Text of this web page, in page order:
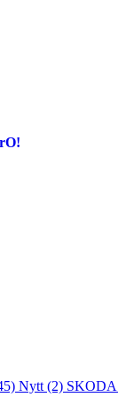
Nytt (2) SKODA